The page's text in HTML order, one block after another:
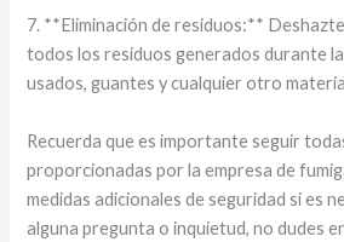
7. **Eliminación de residuos:**
todos los residuos generados durante
usados, guantes y cualquier otro
Recuerda que es importante seguir
proporcionadas por la empresa de
medidas adicionales de seguridad si es
alguna pregunta o inquietud, no dudes